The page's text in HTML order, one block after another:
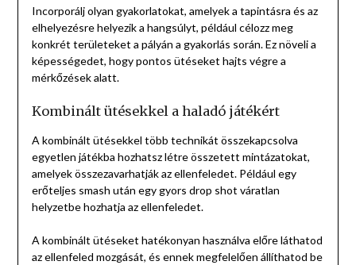
Incorporálj olyan gyakorlatokat, amelyek a tapintásra és az
elhelyezésre helyezik a hangsúlyt, például célozz meg
konkrét területeket a pályán a gyakorlás során. Ez növeli a
képességedet, hogy pontos ütéseket hajts végre a
mérkőzések alatt.
Kombinált ütésekkel a haladó játékért
A kombinált ütésekkel több technikát összekapcsolva
egyetlen játékba hozhatsz létre összetett mintázatokat,
amelyek összezavarhatják az ellenfeledet. Például egy
erőteljes smash után egy gyors drop shot váratlan
helyzetbe hozhatja az ellenfeledet.
A kombinált ütéseket hatékonyan használva előre láthatod
az ellenfeled mozgását, és ennek megfelelően állíthatod be